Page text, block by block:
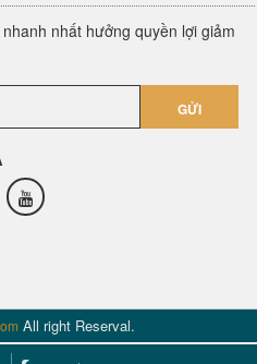
nhất hưởng quyền lợi giảm
GỬI
All right Reserval.